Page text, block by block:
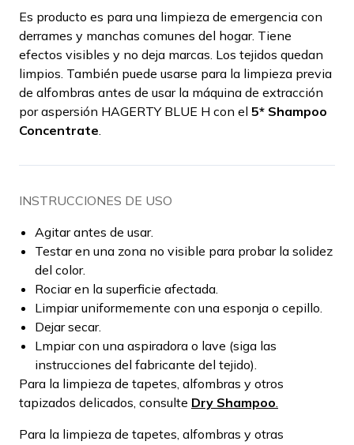
Es producto es para una limpieza de emergencia con
derrames y manchas comunes del hogar. Tiene
efectos visibles y no deja marcas. Los tejidos quedan
limpios. También puede usarse para la limpieza previa
de alfombras antes de usar la máquina de extracción
por aspersión HAGERTY BLUE H con el 5* Shampoo
Concentrate
INSTRUCCIONES DE USO
Agitar antes de usar.
Testar en una zona no visible para probar la solidez
del color.
Rociar en la superficie afectada.
Limpiar uniformemente con una esponja o cepillo.
Dejar secar.
Lmpiar con una aspiradora o lave (siga las
instrucciones del fabricante del tejido).
Para la limpieza de tapetes, alfombras y otros
tapizados delicados, consulte Dry Shampoo
Para la limpieza de tapetes, alfombras y otras